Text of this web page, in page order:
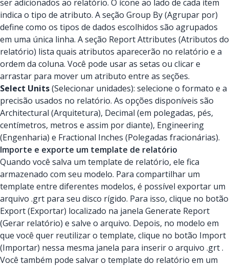
ser adicionados ao relatório. O ícone ao lado de cada item
indica o tipo de atributo. A seção Group By (Agrupar por)
define como os tipos de dados escolhidos são agrupados
em uma única linha. A seção Report Attributes (Atributos do
relatório) lista quais atributos aparecerão no relatório e a
ordem da coluna. Você pode usar as setas ou clicar e
arrastar para mover um atributo entre as seções.
Select Units(Selecionar unidades): selecione o formato e a
precisão usados no relatório. As opções disponíveis são
Architectural (Arquitetura), Decimal (em polegadas, pés,
centímetros, metros e assim por diante), Engineering
(Engenharia) e Fractional Inches (Polegadas fracionárias).
Importe e exporte um template de relatório
Quando você salva um template de relatório, ele fica
armazenado com seu modelo. Para compartilhar um
template entre diferentes modelos, é possível exportar um
arquivo .grt para seu disco rígido. Para isso, clique no botão
Export (Exportar) localizado na janela Generate Report
(Gerar relatório) e salve o arquivo. Depois, no modelo em
que você quer reutilizar o template, clique no botão Import
(Importar) nessa mesma janela para inserir o arquivo .grt .
Você também pode salvar o template do relatório em um